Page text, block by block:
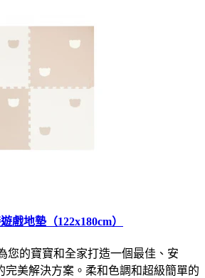
戲地墊（122x180cm）
您的寶寶和全家打造一個最佳、安
完美解決方案。柔和色調和超級簡單的